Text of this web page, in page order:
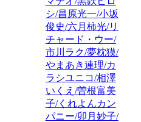
シ/昌原光一/小坂
俊史/六月柿光/リ
チャード・ウー/
市川ラク/夢枕獏/
やまあき連理/カ
ラシユニコ/相澤
いくえ/曽根富美
子/くれよんカン
パニー/卯月妙子/